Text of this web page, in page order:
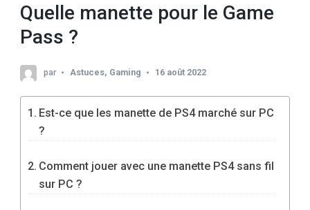
Quelle manette pour le Game
Pass ?
par Astuces, Gaming 16 août 2022
Est-ce que les manette de PS4 marché sur PC
?
Comment jouer avec une manette PS4 sans fil
sur PC ?